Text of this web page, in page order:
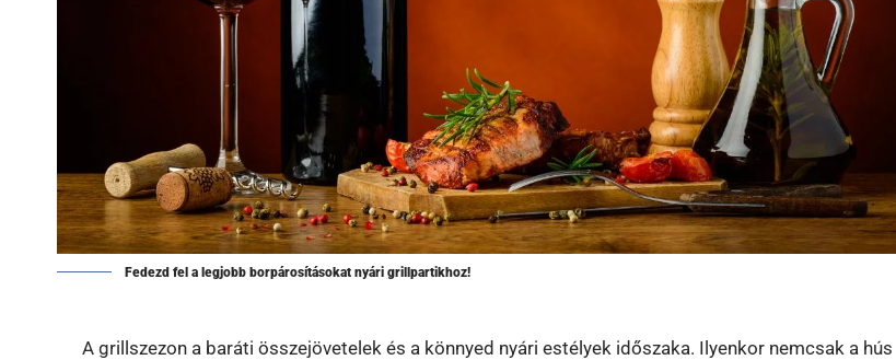
Fedezd fel a legjobb borpárosításokat nyári grillpartikhoz!
A grillszezon a baráti összejövetelek és a könnyed nyári estélyek időszaka. Ilyenkor nemcsak a hús